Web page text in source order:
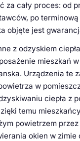
za cały proces: od
po
objęte jest
z odzyskiem
mieszkań w
Urządzenia te
w
ciepła z
temu
powietrzem przez
okien w zimie